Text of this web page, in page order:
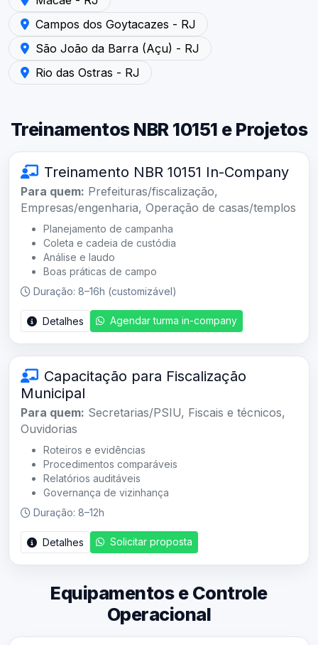
Campos dos Goytacazes - RJ
Atendimento em Campos dos Goytacazes - RJ — Laudo
São João da Barra (Açu) - RJ
Atendimento em São João da Barra (Açu) - RJ — Laudo
Rio das Ostras - RJ
Atendimento em Rio das Ostras - RJ — Laudo de Ruído
Treinamentos NBR 10151 e Projetos
Treinamento NBR 10151 In-Company
Para quem: Prefeituras/fiscalização,
Empresas/engenharia, Operação de casas/templos
Planejamento de campanha
Coleta e cadeia de custódia
Análise e laudo
Boas práticas de campo
Duração: 8–16h (customizável)
Detalhes Agendar turma in-company
Capacitação para Fiscalização
Municipal
Para quem: Secretarias/PSIU, Fiscais e técnicos,
Ouvidorias
Roteiros e evidências
Procedimentos comparáveis
Relatórios auditáveis
Governança de vizinhança
Duração: 8–12h
Detalhes Solicitar proposta
Equipamentos e Controle
Operacional